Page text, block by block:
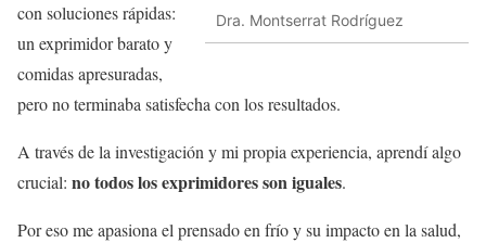
Dra. Montserrat Rodríguez
con soluciones rápidas:
un exprimidor barato y
comidas apresuradas,
pero no terminaba satisfecha con los resultados.
A través de la investigación y mi propia experiencia, aprendí algo
crucial: no todos los exprimidores son iguales.
Por eso me apasiona el prensado en frío y su impacto en la salud,